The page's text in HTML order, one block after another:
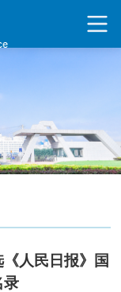
人民日报》国
录